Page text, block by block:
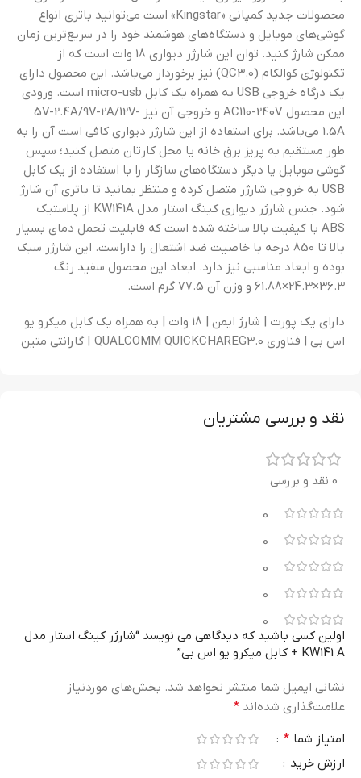
محصولات جدید کمپانی «Kingstar» است می‌توانید باتری انواع
گوشی‌های موبایل و دستگاه‌های هوشمند خود را در سریع‌ترین زمان
ممکن شارژ کنید. توان این شارژر دیواری 18 وات است که از
تکنولوژی کوالکام (QC3.0) نیز برخوردار می‌باشد. این محصول دارای
یک درگاه خروجی USB به همراه یک کابل micro-usb است. ورودی
این محصول AC110-240V و خروجی آن نیز 5V-2.4A/9V-2A/12V-
1.5A می‌باشد. برای استفاده از این شارژر دیواری کافی است آن را به
طور مستقیم به پریز برق خانه یا محل کارتان متصل کنید؛ سپس
گوشی موبایل یا دیگر دستگاه‌های سازگار را با استفاده از یک کابل
USB به خروجی شارژر متصل کرده و منتظر بمانید تا باتری آن شارژ
شود. جنس شارژر دیواری کینگ استار مدل KW141A از پلاستیک
ABS با کیفیت بالا ساخته شده است که قابلیت تحمل دمای بسیار
بالا تا 850 درجه با خاصیت ضد اشتعال را داراست. این شارژر سبک
بوده و ابعاد مناسبی نیز دارد. ابعاد این محصول سفید رنگ
36.3×24.3×61.88 و وزن آن 77.5 گرم است.
دارای یک پورت | شارژ ایمن | 18 وات | به همراه یک کابل میکرو یو
اس بی | فناوري QUALCOMM QUICKCHAREG3.0 | گارانتی متین
نقد و بررسی مشتریان
0 نقد و بررسی
0
0
0
0
0
اولین کسی باشید که دیدگاهی می نویسد “شارژر کینگ استار مدل
KW141 A + کابل میکرو یو اس بی”
نشانی ایمیل شما منتشر نخواهد شد. بخش‌های موردنیاز
علامت‌گذاری شده‌اند *
امتیاز شما *
ارزش خرید